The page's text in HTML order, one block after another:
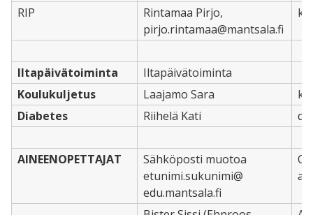
RIP
Rintamaa Pirjo,
pirjo.rintamaa@mantsala.fi
Iltapäivätoiminta
Iltapäivätoiminta
Koulukuljetus
Laajamo Sara
Diabetes
Riihelä Kati
AINEENOPETTAJAT
Sähköposti muotoa
etunimi.sukunimi@
edu.mantsala.fi